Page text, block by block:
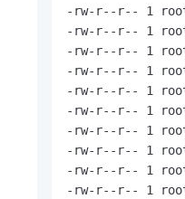
-rw-r--r-- 1 root
-rw-r--r-- 1 root
-rw-r--r-- 1 root
-rw-r--r-- 1 root
-rw-r--r-- 1 root
-rw-r--r-- 1 root
-rw-r--r-- 1 root
-rw-r--r-- 1 root
-rw-r--r-- 1 root
-rw-r--r-- 1 root